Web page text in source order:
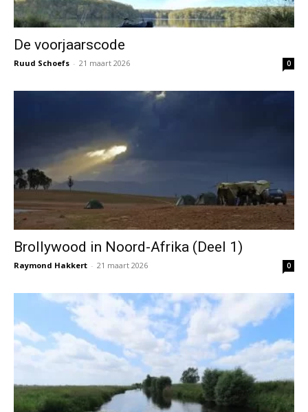
De voorjaarscode
Ruud Schoefs - 21 maart 2026 0
Brollywood in Noord-Afrika (Deel 1)
Raymond Hakkert - 21 maart 2026 0